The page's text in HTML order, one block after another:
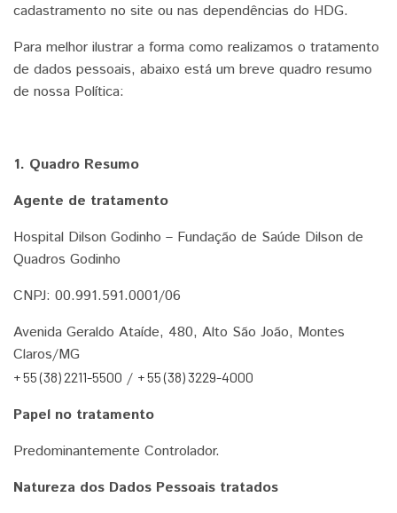
cadastramento no site ou nas dependências do HDG.
Para melhor ilustrar a forma como realizamos o tratamento
de dados pessoais, abaixo está um breve quadro resumo
de nossa Política:
1. Quadro Resumo
Agente de tratamento
Hospital Dilson Godinho – Fundação de Saúde Dilson de
Quadros Godinho
CNPJ: 00.991.591.0001/06
Avenida Geraldo Ataíde, 480, Alto São João, Montes
Claros/MG
+ 55 (38) 2211-5500 / + 55 (38) 3229-4000
Papel no tratamento
Predominantemente Controlador.
Natureza dos Dados Pessoais tratados